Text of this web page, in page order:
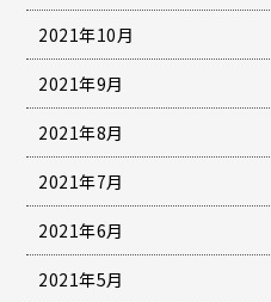
2021年10月
2021年9月
2021年8月
2021年7月
2021年6月
2021年5月